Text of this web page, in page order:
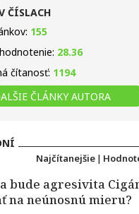
ČÍSLACH
155
28.36
čítanosť: 1194
ČLÁNKY AUTORA
Najčítanejšie |
bude agresivita
na neúnosnú mieru?